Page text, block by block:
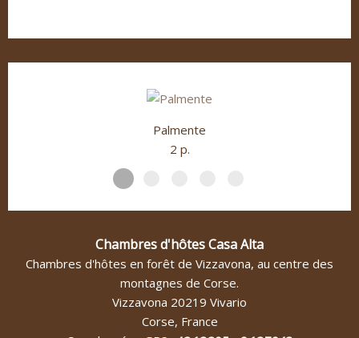
Palmente
2 p.
Chambres d'hôtes Casa Alta
Chambres d'hôtes en forêt de Vizzavona, au centre des
montagnes de Corse.
Vizzavona 20219 Vivario
Corse, France